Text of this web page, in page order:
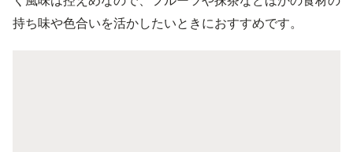
持ち味や色合いを活かしたいときにおすすめです。